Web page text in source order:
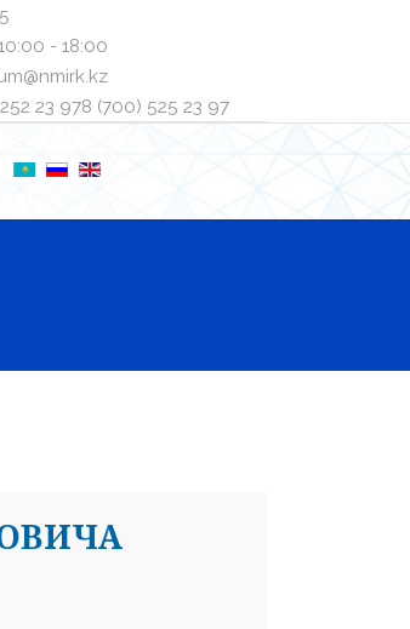
- 18:00
23 97ㅤㅤ8 (700) 525 23 97